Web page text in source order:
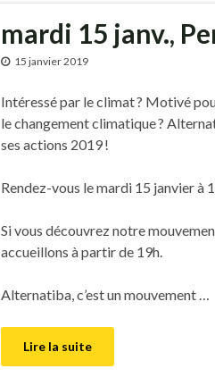
mardi 15 janv.,
15 janvier 2019
Intéressé par le climat ? Motivé
le changement climatique ?
ses actions 2019 !
Rendez-vous le mardi 15 janvier à
Si vous découvrez notre
accueillons à partir de 19h.
Alternatiba, c’est un mouvement …
Lire la suite